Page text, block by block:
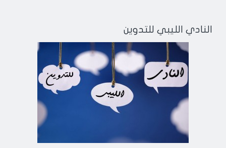
النادي الليبي للتدوين